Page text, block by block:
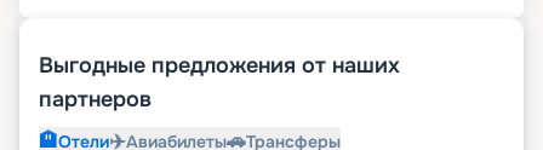
Выгодные предложения от наших
партнеров
🏨Отели✈️Авиабилеты🚗Трансферы